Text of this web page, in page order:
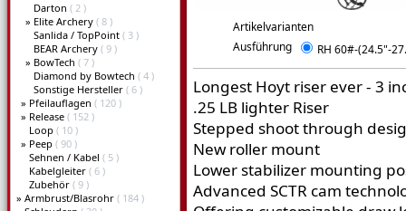
Darton ( 2 )
» Elite Archery ( 8 )
Sanlida / TopPoint ( 3 )
BEAR Archery ( 9 )
» BowTech ( 7 )
Diamond by Bowtech ( 4 )
Sonstige Hersteller ( 6 )
» Pfeilauflagen ( 120 )
» Release ( 152 )
Loop ( 10 )
» Peep ( 90 )
Sehnen / Kabel ( 5 )
Kabelgleiter ( 6 )
Zubehör ( 9 )
» Armbrust/Blasrohr ( 184 )
Artikelvarianten
Ausführung
RH 60#-(24.5"-
Longest Hoyt riser ever - 3
.25 LB lighter Riser
Stepped shoot through
New roller mount
Lower stabilizer mounting
Advanced SCTR cam